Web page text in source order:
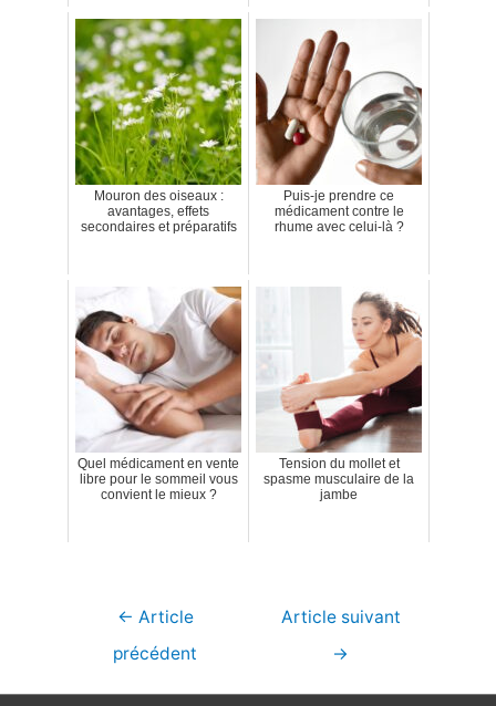
Mouron des oiseaux :
avantages, effets
secondaires et préparatifs
Puis-je prendre ce
médicament contre le
rhume avec celui-là ?
Quel médicament en vente
libre pour le sommeil vous
convient le mieux ?
Tension du mollet et
spasme musculaire de la
jambe
Navigation
← Article
précédent
Article suivant
→